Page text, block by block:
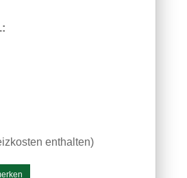
enthalten)